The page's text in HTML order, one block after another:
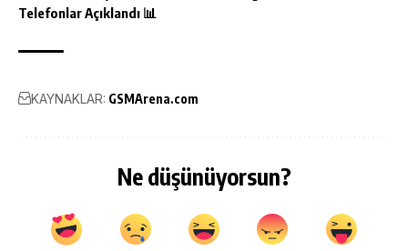
Telefonlar Açıklandı 📊
KAYNAKLAR: GSMArena.com
Ne düşünüyorsun?